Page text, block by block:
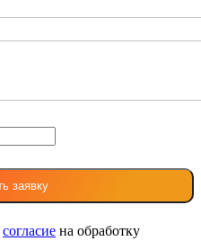
согласие на обработку